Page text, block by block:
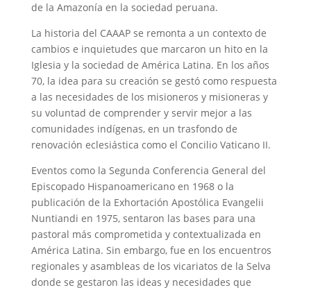
de la Amazonía en la sociedad peruana.
La historia del CAAAP se remonta a un contexto de
cambios e inquietudes que marcaron un hito en la
Iglesia y la sociedad de América Latina. En los años
70, la idea para su creación se gestó como respuesta
a las necesidades de los misioneros y misioneras y
su voluntad de comprender y servir mejor a las
comunidades indígenas, en un trasfondo de
renovación eclesiástica como el Concilio Vaticano II.
Eventos como la Segunda Conferencia General del
Episcopado Hispanoamericano en 1968 o la
publicación de la Exhortación Apostólica Evangelii
Nuntiandi en 1975, sentaron las bases para una
pastoral más comprometida y contextualizada en
América Latina. Sin embargo, fue en los encuentros
regionales y asambleas de los vicariatos de la Selva
donde se gestaron las ideas y necesidades que